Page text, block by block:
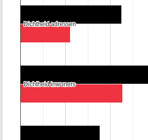
Dichtheid adressen
Dichtheid adressen
Dichtheid inwoners
Dichtheid inwoners